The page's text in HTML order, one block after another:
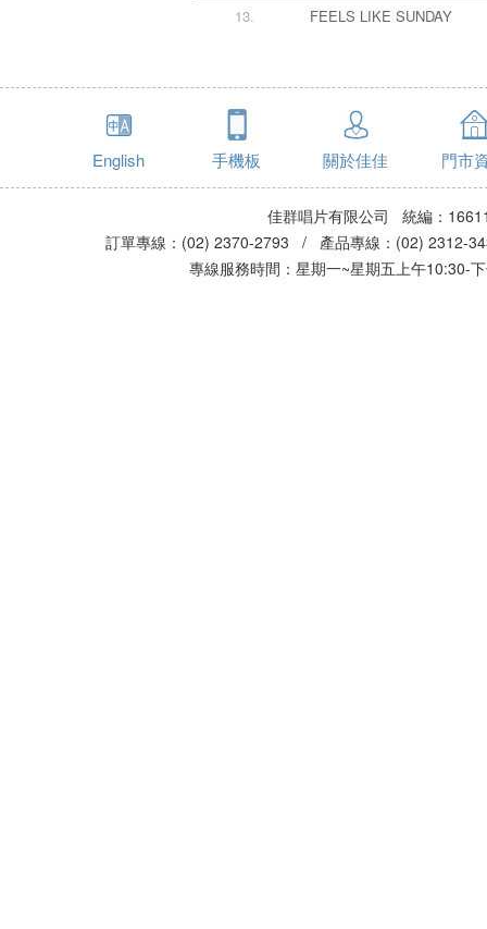
13.
FEELS LIKE SUNDAY
English 手機板 關於佳佳 門市
佳群唱片有限公司 統編：
訂單專線：(02) 2370-2793 / 產品專線：(02)
專線服務時間：星期一~星期五上午10:30-